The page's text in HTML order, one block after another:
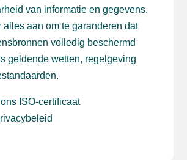
van informatie en gegevens.
alles aan om te garanderen dat
volledig beschermd
geldende wetten, regelgeving
ons ISO-certificaat